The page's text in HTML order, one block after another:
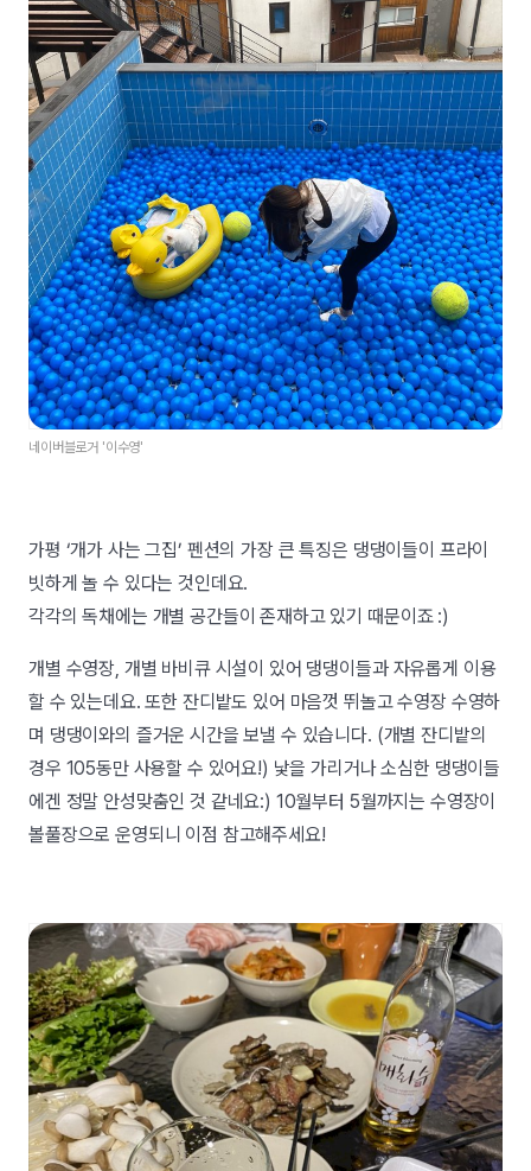
네이버블로거 '이수영'
가평 ‘개가 사는 그집’ 펜션의 가장 큰 특징은 댕댕이들이 프라이
빗하게 놀 수 있다는 것인데요.
각각의 독채에는 개별 공간들이 존재하고 있기 때문이죠 :)
개별 수영장, 개별 바비큐 시설이 있어 댕댕이들과 자유롭게 이용
할 수 있는데요. 또한 잔디밭도 있어 마음껏 뛰놀고 수영장 수영하
며 댕댕이와의 즐거운 시간을 보낼 수 있습니다. (개별 잔디밭의
경우 105동만 사용할 수 있어요!) 낯을 가리거나 소심한 댕댕이들
에겐 정말 안성맞춤인 것 같네요:) 10월부터 5월까지는 수영장이
볼풀장으로 운영되니 이점 참고해주세요!